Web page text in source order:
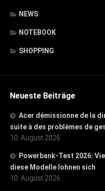
NEWS
NOTEBOOK
SHOPPING
Neueste Beiträge
Acer démissionne de la
suite à des problèmes de
10. August 2026
Powerbank-Test 2026:
diese Modelle lohnen sich
10. August 2026